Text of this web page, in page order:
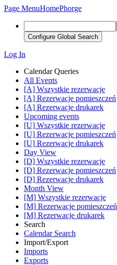
Page MenuHomePhorge
Configure Global Search
Log In
Calendar Queries
All Events
[A] Wszystkie rezerwacje
[A] Rezerwacje pomieszczeń
[A] Rezerwacje drukarek
Upcoming events
[U] Wszystkie rezerwacje
[U] Rezerwacje pomieszczeń
[U] Rezerwacje drukarek
Day View
[D] Wszystkie rezerwacje
[D] Rezerwacje pomieszczeń
[D] Rezerwacje drukarek
Month View
[M] Wszystkie rezerwacje
[M] Rezerwacje pomieszczeń
[M] Rezerwacje drukarek
Search
Calendar Search
Import/Export
Imports
Exports